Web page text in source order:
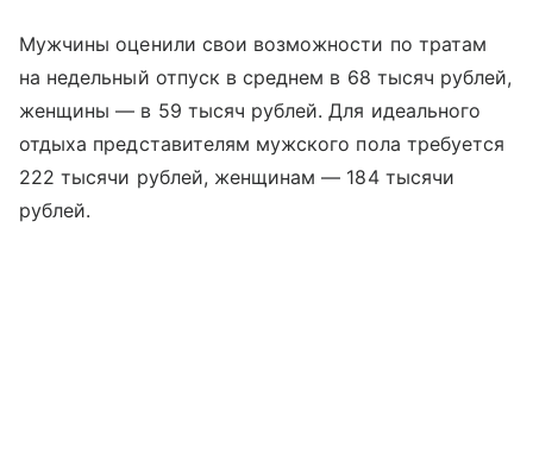
Мужчины оценили свои возможности по тратам
на недельный отпуск в среднем в 68 тысяч рублей,
женщины — в 59 тысяч рублей. Для идеального
отдыха представителям мужского пола требуется
222 тысячи рублей, женщинам — 184 тысячи
рублей.